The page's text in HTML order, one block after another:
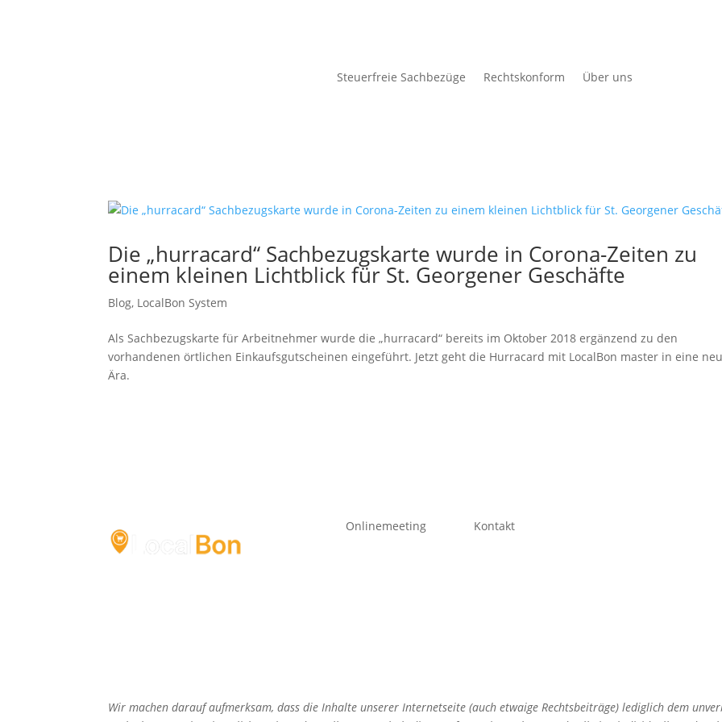
Steuerfreie Sachbezüge Rechtskonform Über uns
Die „hurracard“ Sachbezugskarte wurde in Corona-Zeiten zu
einem kleinen Lichtblick für St. Georgener Geschäfte
Blog, LocalBon System
Als Sachbezugskarte für Arbeitnehmer wurde die „hurracard“ bereits im Oktober 2018 ergänzend zu den
vorhandenen örtlichen Einkaufsgutscheinen eingeführt. Jetzt geht die Hurracard mit LocalBon master in eine
Ära.
Onlinemeeting Kontakt
Wir machen darauf aufmerksam, dass die Inhalte unserer Internetseite (auch etwaige Rechtsbeiträge) lediglich dem